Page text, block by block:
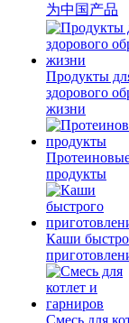
为中国产品
Продукты
здорового
жизни
продукты
Каши
Смесь для